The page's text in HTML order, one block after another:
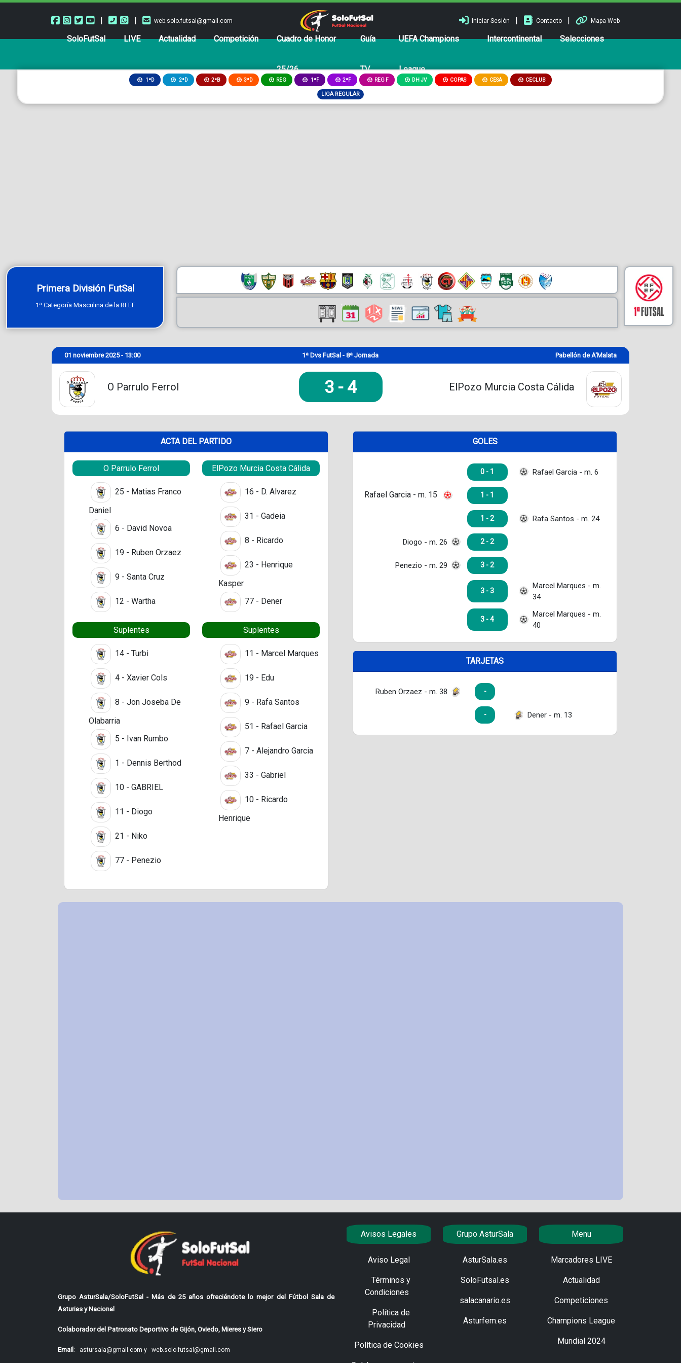
| | web.solo.futsal@gmail.com Iniciar Sesión | Contacto | Mapa Web
SoloFutSal LIVE Actualidad Competición Cuadro de Honor
25/26
Guía
TV
UEFA Champions
League
Intercontinental Selecciones
1ªD 2ªD 2ªB 3ªD REG 1ªF 2ªF REG F DH JV COPAS CESA CECLUB
LIGA REGULAR
Primera División FutSal
1ª Categoría Masculina de la RFEF
01 noviembre 2025 - 13:00 1ª Dvs FutSal - 8ª Jornada Pabellón de A'Malata
O Parrulo Ferrol 3 - 4 ElPozo Murcia Costa Cálida
ACTA DEL PARTIDO
O Parrulo Ferrol
25 - Matias Franco
Daniel
6 - David Novoa
19 - Ruben Orzaez
9 - Santa Cruz
12 - Wartha
Suplentes
14 - Turbi
4 - Xavier Cols
8 - Jon Joseba De
Olabarria
5 - Ivan Rumbo
1 - Dennis Berthod
10 - GABRIEL
11 - Diogo
21 - Niko
77 - Penezio
ElPozo Murcia Costa Cálida
16 - D. Alvarez
31 - Gadeia
8 - Ricardo
23 - Henrique
Kasper
77 - Dener
Suplentes
11 - Marcel Marques
19 - Edu
9 - Rafa Santos
51 - Rafael Garcia
7 - Alejandro Garcia
33 - Gabriel
10 - Ricardo
Henrique
GOLES
0 - 1 Rafael Garcia - m. 6
Rafael Garcia - m. 15 1 - 1
1 - 2 Rafa Santos - m. 24
Diogo - m. 26 2 - 2
Penezio - m. 29 3 - 2
3 - 3
Marcel Marques - m.
34
3 - 4
Marcel Marques - m.
40
TARJETAS
Ruben Orzaez - m. 38 -
- Dener - m. 13
Grupo AsturSala/SoloFutSal - Más de 25 años ofreciéndote lo mejor del Fútbol Sala de
Asturias y Nacional
Colaborador del Patronato Deportivo de Gijón, Oviedo, Mieres y Siero
Email: astursala@gmail.com y web.solo.futsal@gmail.com
Avisos Legales
Aviso Legal
Términos y
Condiciones
Política de
Privacidad
Política de Cookies
Grupo AsturSala
AsturSala.es
SoloFutsal.es
salacanario.es
Asturfem.es
Menu
Marcadores LIVE
Actualidad
Competiciones
Champions League
Mundial 2024